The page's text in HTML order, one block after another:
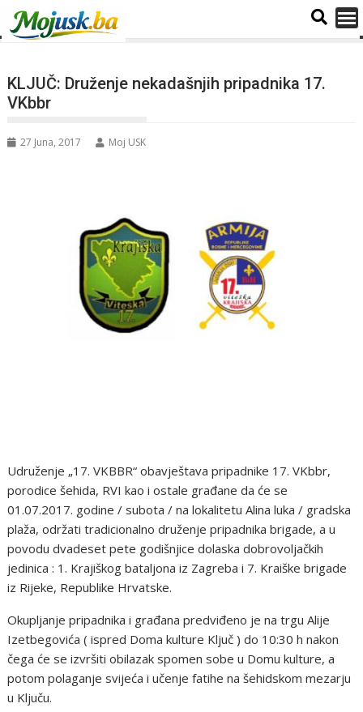
KLJUČ: Druženje nekadašnjih pripadnika 17.
VKbbr
27 Juna, 2017 Moj USK
Udruženje „17. VKBBR“ obavještava pripadnike 17. VKbbr,
porodice šehida, RVI kao i ostale građane da će se
01.07.2017. godine / subota / na lokalitetu Alina luka / gradska
plaža, održati tradicionalno druženje pripadnika brigade, a u
povodu dvadeset pete godišnjice dolaska dobrovoljačkih
jedinica : 1. Krajiškog bataljona iz Zagreba i 7. Kraiške brigade
iz Rijeke, Republike Hrvatske.
Okupljanje pripadnika i građana predviđeno je na trgu Alije
Izetbegovića ( ispred Doma kulture Ključ ) do 10:30 h nakon
čega će se izvršiti obilazak spomen sobe u Domu kulture, a
potom polaganje svijeća i učenje fatihe na šehidskom mezarju
u Ključu.